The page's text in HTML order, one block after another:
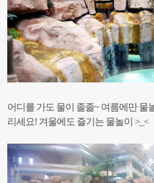
어디를 가도 물이 졸졸~ 여름에만 물
리세요! 겨울에도 즐기는 물놀이 >_<